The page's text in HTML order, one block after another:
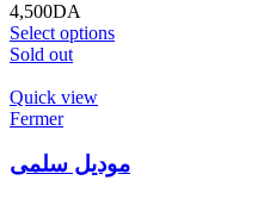
4,500DA
Select options
Sold out
Quick view
Fermer
موديل سلمى